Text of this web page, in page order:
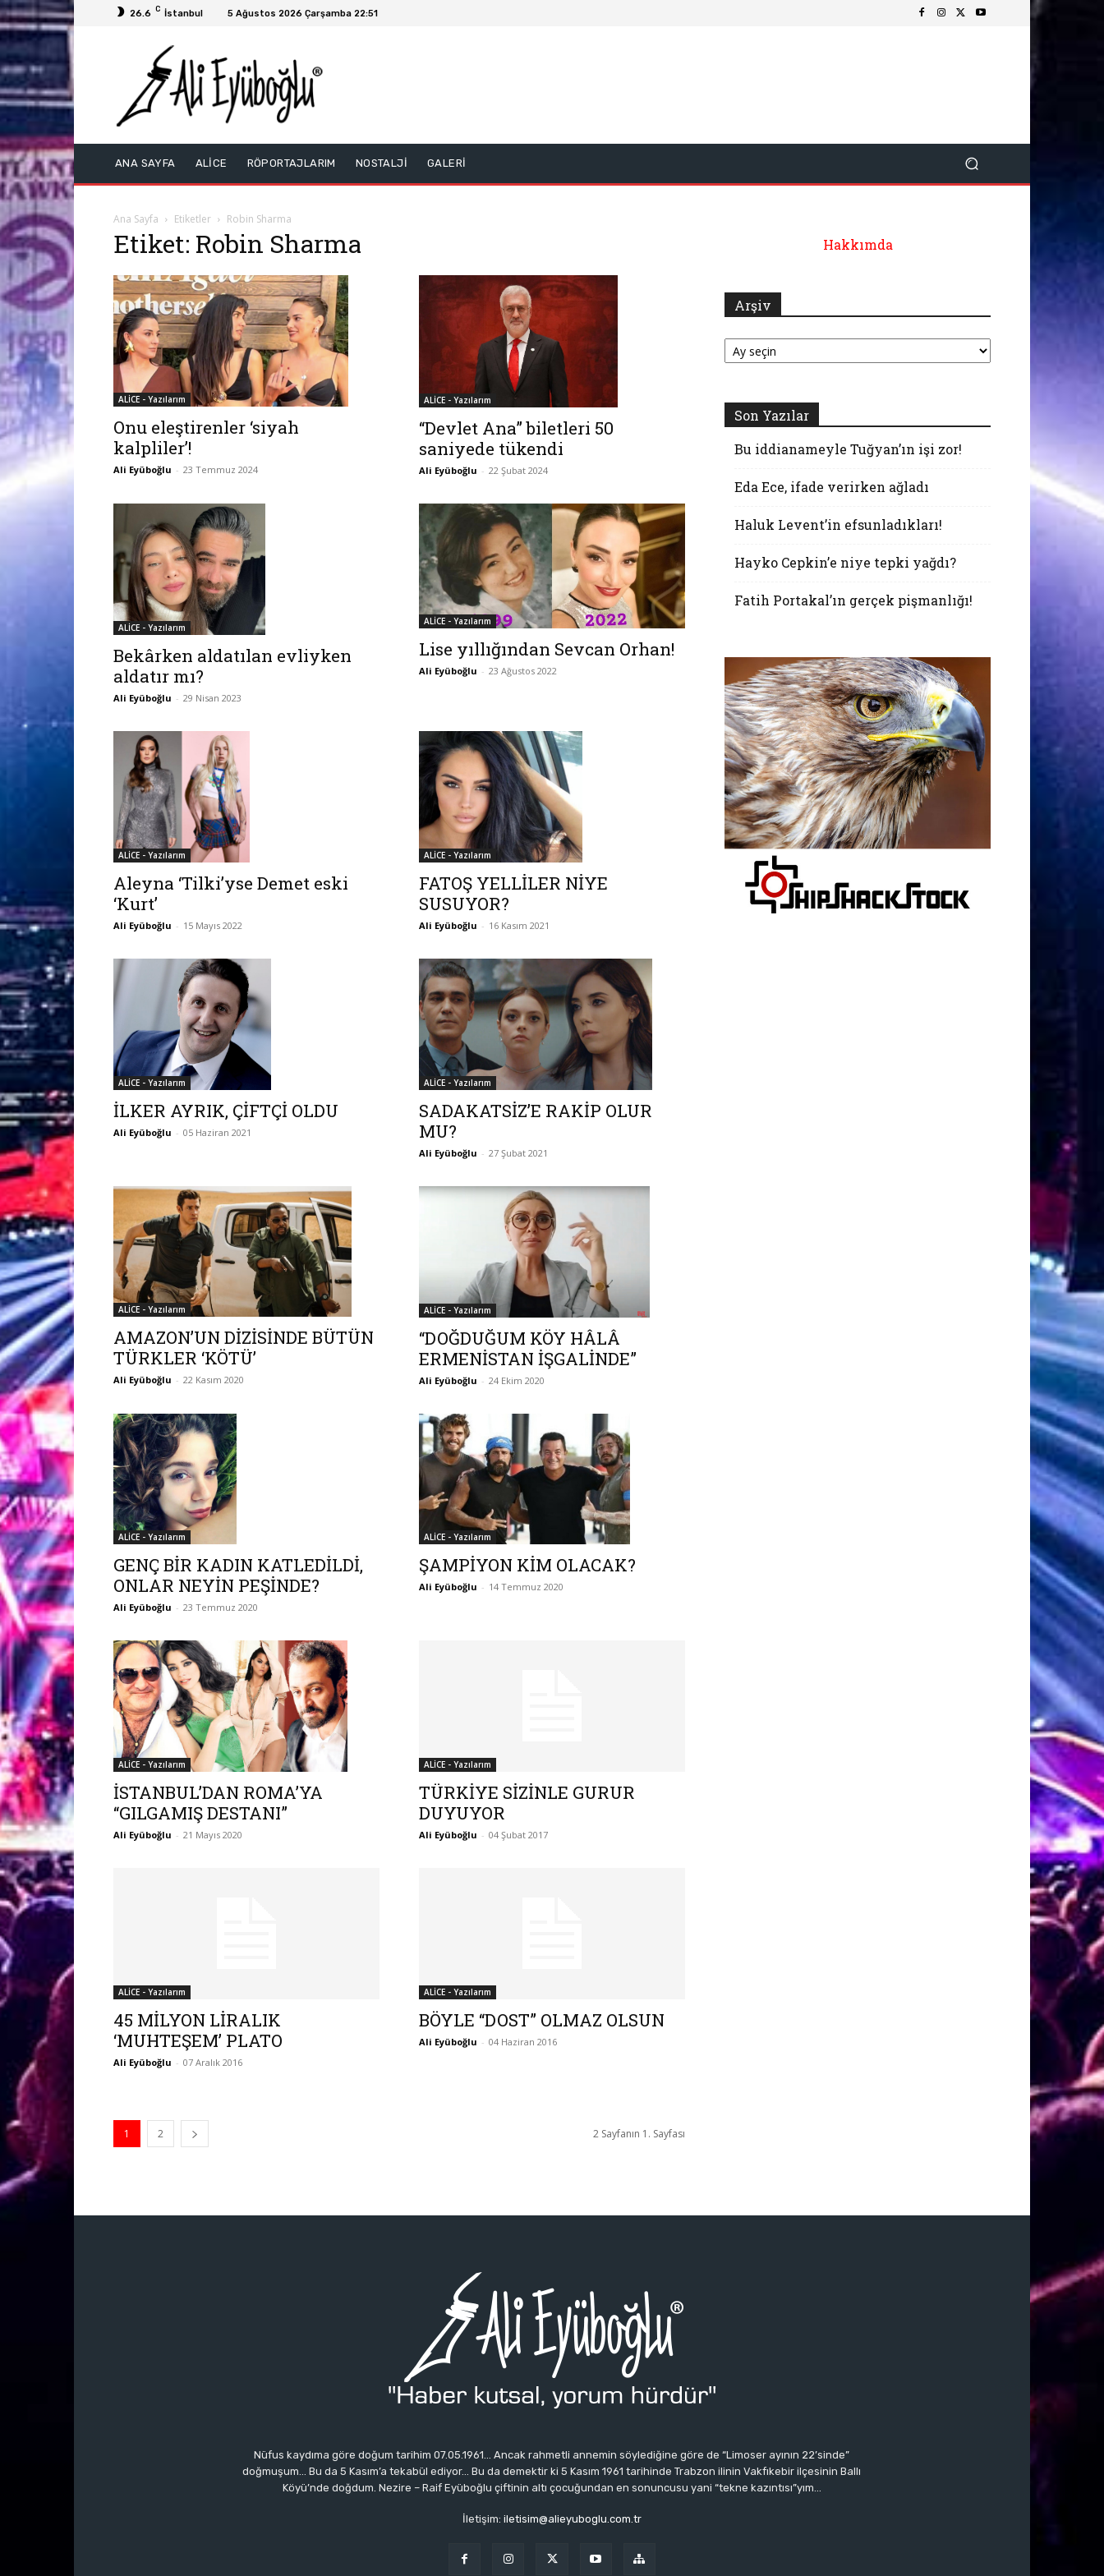
26.6 C İstanbul 5 Ağustos 2026 Çarşamba 22:51
ANA SAYFA ALİCE RÖPORTAJLARIM NOSTALJİ GALERİ
Ana Sayfa Etiketler Robin Sharma
Etiket: Robin Sharma
ALİCE - Yazılarım
Onu eleştirenler ‘siyah
kalpliler’!
Ali Eyüboğlu - 23 Temmuz 2024
ALİCE - Yazılarım
“Devlet Ana” biletleri 50
saniyede tükendi
Ali Eyüboğlu - 22 Şubat 2024
ALİCE - Yazılarım
Bekârken aldatılan evliyken
aldatır mı?
Ali Eyüboğlu - 29 Nisan 2023
ALİCE - Yazılarım
Lise yıllığından Sevcan Orhan!
Ali Eyüboğlu - 23 Ağustos 2022
ALİCE - Yazılarım
Aleyna ‘Tilki’yse Demet eski
‘Kurt’
Ali Eyüboğlu - 15 Mayıs 2022
ALİCE - Yazılarım
FATOŞ YELLİLER NİYE
SUSUYOR?
Ali Eyüboğlu - 16 Kasım 2021
ALİCE - Yazılarım
İLKER AYRIK, ÇİFTÇİ OLDU
Ali Eyüboğlu - 05 Haziran 2021
ALİCE - Yazılarım
SADAKATSİZ’E RAKİP OLUR
MU?
Ali Eyüboğlu - 27 Şubat 2021
ALİCE - Yazılarım
AMAZON’UN DİZİSİNDE BÜTÜN
TÜRKLER ‘KÖTÜ’
Ali Eyüboğlu - 22 Kasım 2020
ALİCE - Yazılarım
“DOĞDUĞUM KÖY HÂLÂ
ERMENİSTAN İŞGALİNDE”
Ali Eyüboğlu - 24 Ekim 2020
ALİCE - Yazılarım
GENÇ BİR KADIN KATLEDİLDİ,
ONLAR NEYİN PEŞİNDE?
Ali Eyüboğlu - 23 Temmuz 2020
ALİCE - Yazılarım
ŞAMPİYON KİM OLACAK?
Ali Eyüboğlu - 14 Temmuz 2020
ALİCE - Yazılarım
İSTANBUL’DAN ROMA’YA
“GILGAMIŞ DESTANI”
Ali Eyüboğlu - 21 Mayıs 2020
ALİCE - Yazılarım
TÜRKİYE SİZİNLE GURUR
DUYUYOR
Ali Eyüboğlu - 04 Şubat 2017
ALİCE - Yazılarım
45 MİLYON LİRALIK
‘MUHTEŞEM’ PLATO
Ali Eyüboğlu - 07 Aralık 2016
ALİCE - Yazılarım
BÖYLE “DOST” OLMAZ OLSUN
Ali Eyüboğlu - 04 Haziran 2016
1 2 2 Sayfanın 1. Sayfası
Hakkımda
Arşiv
Arşiv
Son Yazılar
Bu iddianameyle Tuğyan’ın işi zor!
Eda Ece, ifade verirken ağladı
Haluk Levent’in efsunladıkları!
Hayko Cepkin’e niye tepki yağdı?
Fatih Portakal’ın gerçek pişmanlığı!
Nüfus kaydıma göre doğum tarihim 07.05.1961… Ancak rahmetli annemin söylediğine göre de “Limoser ayının 22’sinde”
doğmuşum… Bu da 5 Kasım’a tekabül ediyor… Bu da demektir ki 5 Kasım 1961 tarihinde Trabzon ilinin Vakfıkebir ilçesinin Ballı
Köyü’nde doğdum. Nezire – Raif Eyüboğlu çiftinin altı çocuğundan en sonuncusu yani “tekne kazıntısı”yım…
İletişim: iletisim@alieyuboglu.com.tr